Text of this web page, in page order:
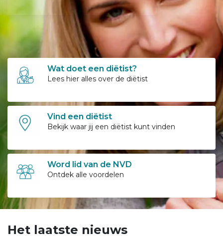
Wat doet een diëtist?
Lees hier alles over de diëtist
Vind een diëtist
Bekijk waar jij een diëtist kunt vinden
Word lid van de NVD
Ontdek alle voordelen
Het laatste nieuws